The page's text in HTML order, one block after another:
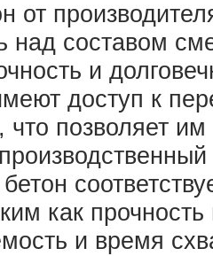
от
над составом
и
доступ к
позволяет
бетон
как
и время